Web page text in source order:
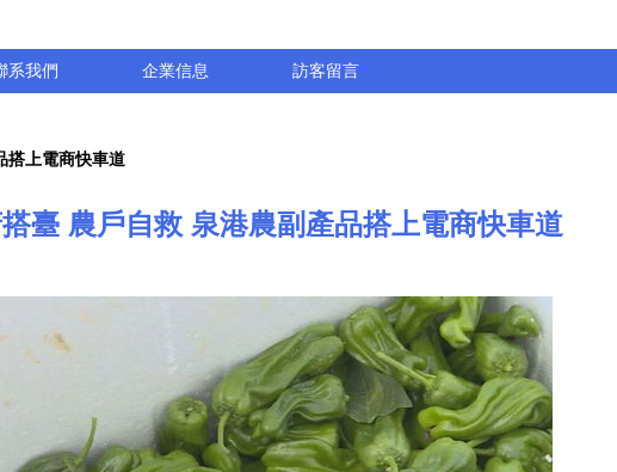
系我們 企業信息 訪客留言
搭上電商快車道
臺 農戶自救 泉港農副產品搭上電商快車道